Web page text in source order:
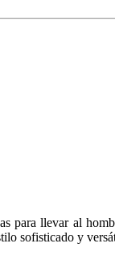
para llevar al
sofisticado y